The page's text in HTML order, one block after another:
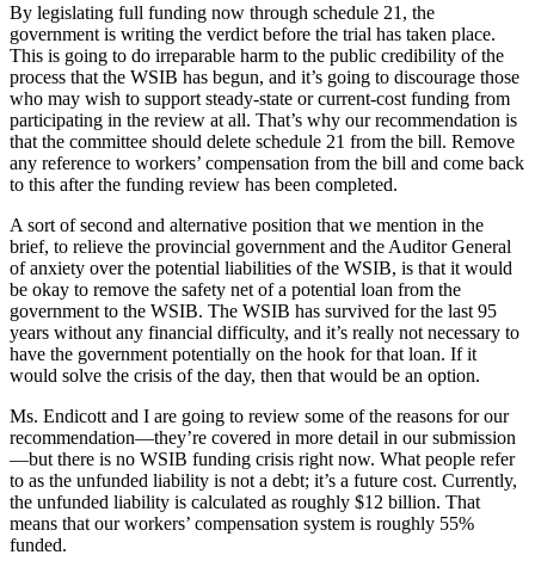
By legislating full funding now through schedule 21, the
government is writing the verdict before the trial has taken place.
This is going to do irreparable harm to the public credibility of the
process that the WSIB has begun, and it’s going to discourage those
who may wish to support steady-state or current-cost funding from
participating in the review at all. That’s why our recommendation is
that the committee should delete schedule 21 from the bill. Remove
any reference to workers’ compensation from the bill and come back
to this after the funding review has been completed.
A sort of second and alternative position that we mention in the
brief, to relieve the provincial government and the Auditor General
of anxiety over the potential liabilities of the WSIB, is that it would
be okay to remove the safety net of a potential loan from the
government to the WSIB. The WSIB has survived for the last 95
years without any financial difficulty, and it’s really not necessary to
have the government potentially on the hook for that loan. If it
would solve the crisis of the day, then that would be an option.
Ms. Endicott and I are going to review some of the reasons for our
recommendation—they’re covered in more detail in our submission
—but there is no WSIB funding crisis right now. What people refer
to as the unfunded liability is not a debt; it’s a future cost. Currently,
the unfunded liability is calculated as roughly $12 billion. That
means that our workers’ compensation system is roughly 55%
funded.